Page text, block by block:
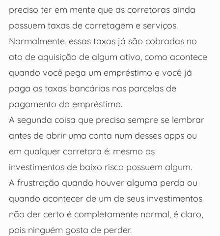
preciso ter em mente que as corretoras ainda
possuem taxas de corretagem e serviços.
Normalmente, essas taxas já são cobradas no
ato de aquisição de algum ativo, como acontece
quando você pega um empréstimo e você já
paga as taxas bancárias nas parcelas de
pagamento do empréstimo.
A segunda coisa que precisa sempre se lembrar
antes de abrir uma conta num desses apps ou
em qualquer corretora é: mesmo os
investimentos de baixo risco possuem algum.
A frustração quando houver alguma perda ou
quando acontecer de um de seus investimentos
não der certo é completamente normal, é claro,
pois ninguém gosta de perder.